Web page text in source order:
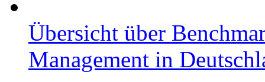
Übersicht über
Management in